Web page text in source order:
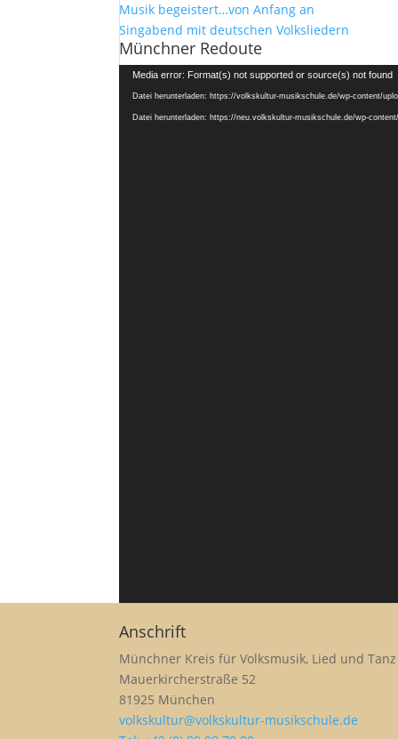
Musik begeistert…von Anfang an
Singabend mit deutschen Volksliedern
Münchner Redoute
Video-
Player
Media error: Format(s) not supported or source(s) not found
Datei herunterladen: https://volkskultur-musikschule.de/wp-content/
Datei herunterladen: https://neu.volkskultur-musikschule.de/wp-
Anschrift
Münchner Kreis für Volksmusik, Lied und Tanz
Mauerkircherstraße 52
81925 München
volkskultur@volkskultur-musikschule.de